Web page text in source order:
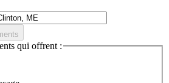
qui offrent :